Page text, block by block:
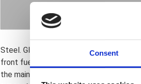
Consent
Steel. Gloss black powder coated. 40-
front fuel tank mount and is height
the main wiring harness between tank